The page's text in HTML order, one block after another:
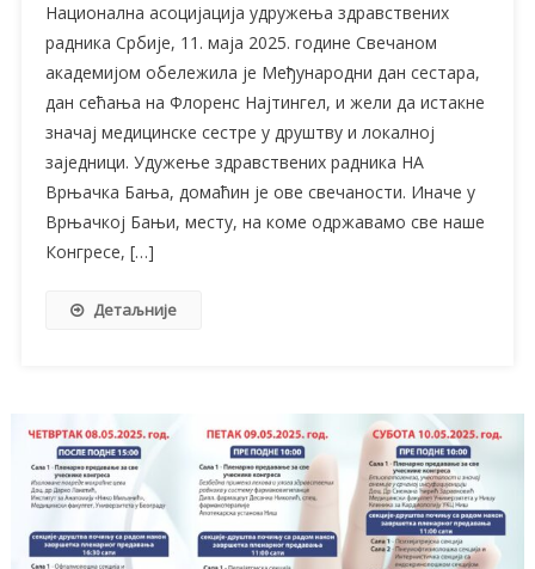
Национална асоцијација удружења здравствених
радника Србије, 11. маја 2025. године Свечаном
академијом обележила је Међународни дан сестара,
дан сећања на Флоренс Најтингел, и жели да истакне
значај медицинске сестре у друштву и локалној
заједници. Удужење здравствених радника НА
Врњачка Бања, домаћин је ове свечаности. Иначе у
Врњачкој Бањи, месту, на коме одржавамо све наше
Конгресе, […]
Детаљније